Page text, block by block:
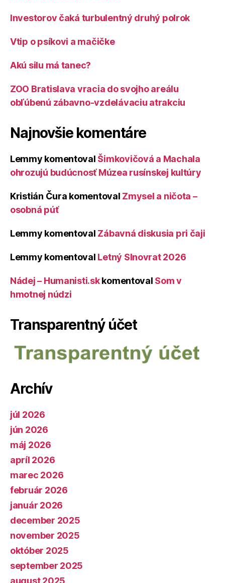
Investorov čaká turbulentný druhý polrok
Vtip o psíkovi a mačičke
Akú silu má tanec?
ZOO Bratislava vracia do svojho areálu
obľúbenú zábavno-vzdelávaciu atrakciu
Najnovšie komentáre
Lemmy komentoval Šimkovičová a Machala
ohrozujú budúcnosť Múzea rusínskej kultúry
Kristián Čura komentoval Zmysel a ničota –
osobná púť
Lemmy komentoval Zábavná diskusia pri čaji
Lemmy komentoval Letný Slnovrat 2026
Nádej – Humanisti.skkomentoval Som v
hmotnej núdzi
Transparentný účet
Archív
júl 2026
jún 2026
máj 2026
apríl 2026
marec 2026
február 2026
január 2026
december 2025
november 2025
október 2025
september 2025
august 2025